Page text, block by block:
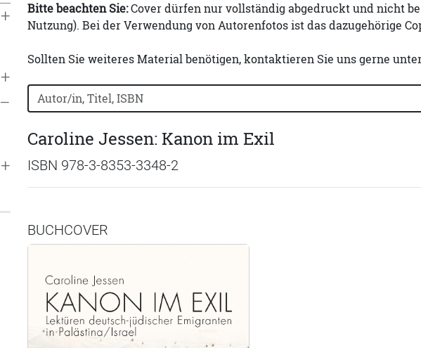
+
+
–
+
Bitte beachten Sie:Cover dürfen nur vollständig abgedruckt und nicht
Nutzung). Bei der Verwendung von Autorenfotos ist das dazugehörige
Sollten Sie weiteres Material benötigen, kontaktieren Sie uns gerne
Bücher nach Buchtitel, Autorennamen oder ISBN suchen:
Caroline Jessen: Kanon im Exil
ISBN 978-3-8353-3348-2
BUCHCOVER